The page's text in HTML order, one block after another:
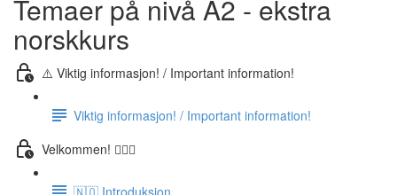
Temaer på nivå A2 - ekstra
norskkurs
⚠️ Viktig informasjon! / Important information!
Viktig informasjon! / Important information!
Velkommen! 🙋🏼‍♂️
🇳🇴 Introduksjon